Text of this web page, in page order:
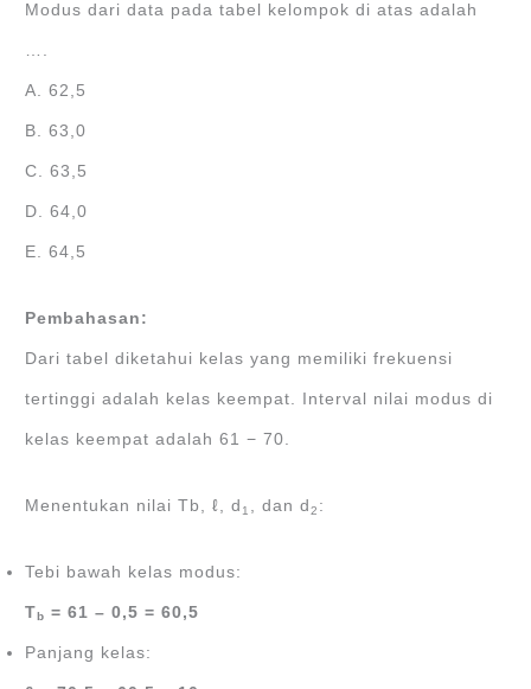
Modus dari data pada tabel kelompok di atas adalah
….
A. 62,5
B. 63,0
C. 63,5
D. 64,0
E. 64,5
Pembahasan:
Dari tabel diketahui kelas yang memiliki frekuensi
tertinggi adalah kelas keempat. Interval nilai modus di
kelas keempat adalah 61 − 70.
Menentukan nilai Tb, ℓ, d 1 , dan d2 :
Tebi bawah kelas modus:
Tb = 61 – 0,5 = 60,5
Panjang kelas: